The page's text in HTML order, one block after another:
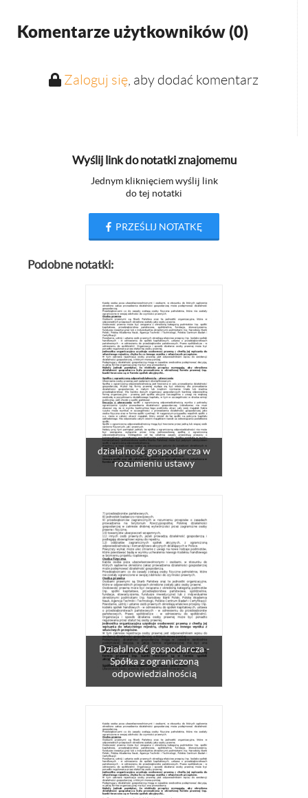
Komentarze użytkowników (0)
Zaloguj się, aby dodać komentarz
Wyślij link do notatki znajomemu
Jednym kliknięciem wyślij link
do tej notatki
PRZEŚLIJ NOTATKĘ
Podobne notatki:
działalność gospodarcza w
rozumieniu ustawy
Działalność gospodarcza -
Spółka z ograniczoną
odpowiedzialnością